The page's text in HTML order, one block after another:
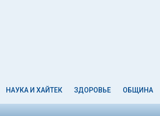
НАУКА И ХАЙТЕК ЗДОРОВЬЕ ОБЩИНА